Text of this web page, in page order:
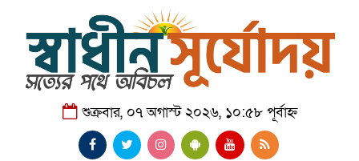
শুক্রবার, ০৭ অগাস্ট ২০২৬, ১০:৫৮ পূর্বাহ্ন